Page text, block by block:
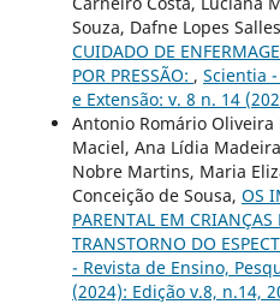
Souza, Dafne Lopes
CUIDADO DE
POR PRESSÃO: , Scientia
e Extensão: v. 8 n. 14
Antonio Romário Oliveira
Maciel, Ana Lídia
Nobre Martins, Maria
Conceição de Sousa, OS
PARENTAL EM CRIANÇAS
TRANSTORNO DO
- Revista de Ensino,
(2024): Edição v.8, n.14,